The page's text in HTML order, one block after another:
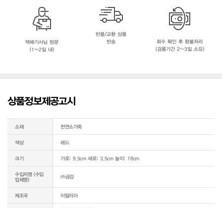
택배기사님 방문
(1~2일 내)
반품/교환 상품
반송
회수 확인 후 환불처리
(검품기간 2~3일 소요)
상품정보제공고시
소재 천연소가죽
색상 레드
크기 가로: 9.5cm 세로: 3.5cm 높이: 18cm
수입자명 (수입
업체명)
㈜금강
제조국 이탈리아